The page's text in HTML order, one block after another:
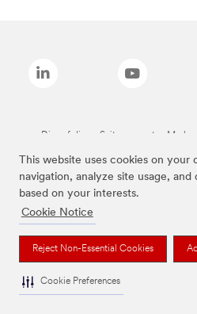
This website uses cookies on your
navigation, analyze site usage,
based on your interests.
Cookie Notice
Reject Non-Essential Cookies
Cookie Preferences
Die auf dieser Seite genannten